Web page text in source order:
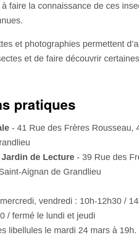
faire la connaissance de ces
et photographies permettent
et de faire découvrir certaines
pratiques
- 41 Rue des Frères Rousseau,
de Lecture- 39 Rue des
Aignan de Grandlieu
vendredi : 10h-12h30 /
/ fermé le lundi et jeudi
libellules le mardi 24 mars à 19h.